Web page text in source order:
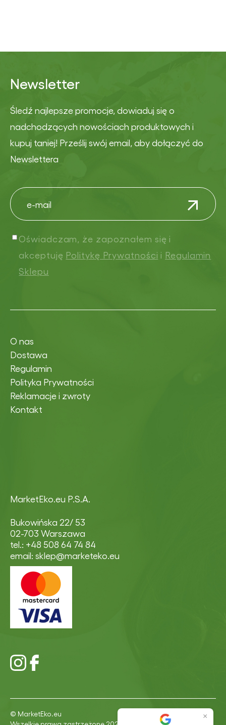
×
Newsletter
Śledź najlepsze promocje, dowiaduj się o
nadchodzących nowościach produktowych i
kupuj taniej! Prześlij swój email, aby dołączyć do
Newslettera
Oświadczam, że zapoznałem się i
akceptuję Politykę Prywatności i Regulamin
Sklepu
MarketEko.eu P.S.A.
Bukowińska 22/ 53
02-703 Warszawa
tel.: +48 508 64 74 84
email: sklep@marketeko.eu
O nas
Dostawa
Regulamin
Polityka Prywatności
Reklamacje i zwroty
Kontakt
© MarketEko.eu